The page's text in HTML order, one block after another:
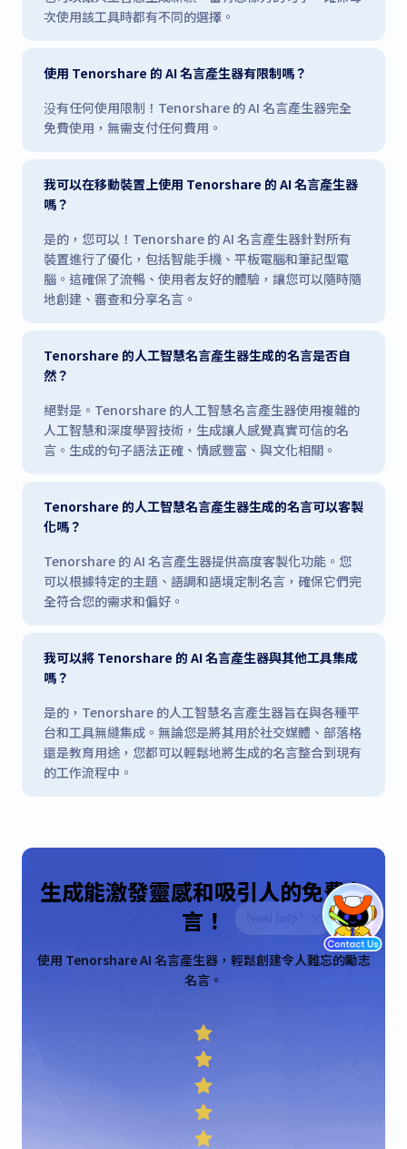
次使用該工具時都有不同的選擇。
使用 Tenorshare 的 AI 名言產生器有限制嗎？
没有任何使用限制！Tenorshare 的 AI 名言產生器完全
免費使用，無需支付任何費用。
我可以在移動裝置上使用 Tenorshare 的 AI 名言產生器
嗎？
是的，您可以！Tenorshare 的 AI 名言產生器針對所有
裝置進行了優化，包括智能手機、平板電腦和筆記型電
腦。這確保了流暢、使用者友好的體驗，讓您可以隨時隨
地創建、審查和分享名言。
Tenorshare 的人工智慧名言產生器生成的名言是否自
然？
絕對是。Tenorshare 的人工智慧名言產生器使用複雜的
人工智慧和深度學習技術，生成讓人感覺真實可信的名
言。生成的句子語法正確、情感豐富、與文化相關。
Tenorshare 的人工智慧名言產生器生成的名言可以客製
化嗎？
Tenorshare 的 AI 名言產生器提供高度客製化功能。您
可以根據特定的主題、語調和語境定制名言，確保它們完
全符合您的需求和偏好。
我可以將 Tenorshare 的 AI 名言產生器與其他工具集成
嗎？
是的，Tenorshare 的人工智慧名言產生器旨在與各種平
台和工具無縫集成。無論您是將其用於社交媒體、部落格
還是教育用途，您都可以輕鬆地將生成的名言整合到現有
的工作流程中。
生成能激發靈感和吸引人的免費名
言！
使用 Tenorshare AI 名言產生器，輕鬆創建令人難忘的勵志
名言。